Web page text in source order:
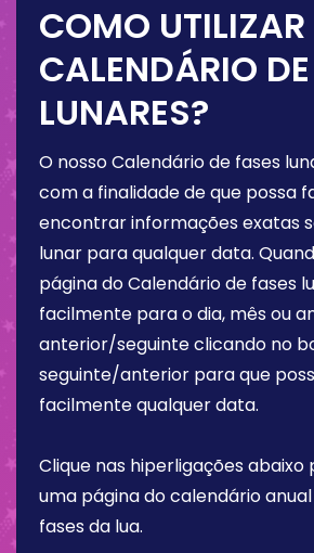
COMO UTILIZAR
CALENDÁRIO
LUNARES?
O nosso Calendário de fases
com a finalidade de que possa
encontrar informações exatas
lunar para qualquer data.
página do Calendário de fases
facilmente para o dia, mês ou
anterior/seguinte clicando no
seguinte/anterior para que
facilmente qualquer data.
Clique nas hiperligações
uma página do calendário
fases da lua.